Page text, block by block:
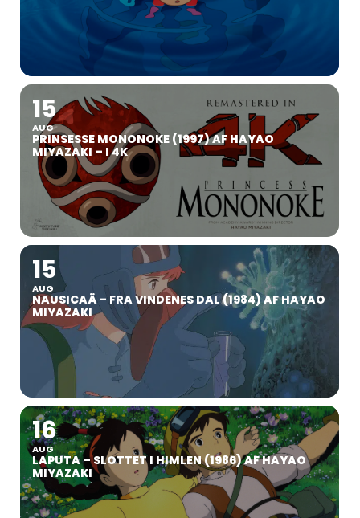
15
AUG
PRINSESSE MONONOKE (1997) AF HAYAO
MIYAZAKI – I 4K
15
AUG
NAUSICAÄ – FRA VINDENES DAL (1984) AF HAYAO
MIYAZAKI
16
AUG
LAPUTA – SLOTTET I HIMLEN (1986) AF HAYAO
MIYAZAKI